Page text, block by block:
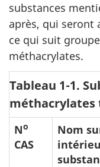
substances
après, qui seront
ce qui suit
méthacrylates.
Tableau 1-1.
méthacrylates
No
CAS
Nom